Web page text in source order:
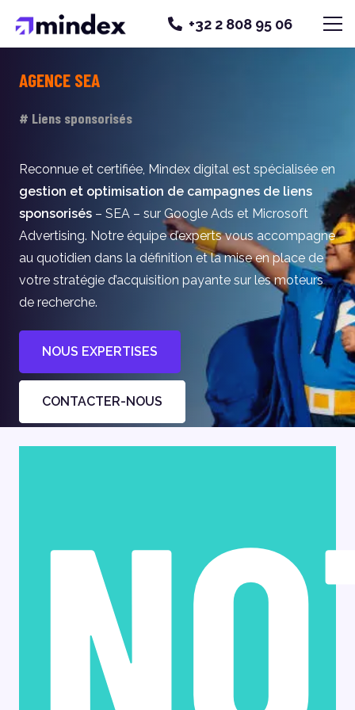
+32 2 808 95 06
AGENCE SEA
# Liens sponsorisés
Reconnue et certifiée, Mindex digital est spécialisée en
gestion et optimisation de campagnes de liens
sponsorisés – SEA – sur Google Ads et Microsoft
Advertising. Notre équipe d’experts vous accompagne
au quotidien dans la définition et la mise en place de
votre stratégie d’acquisition payante sur les moteurs
de recherche.
NOUS EXPERTISES
CONTACTER-NOUS